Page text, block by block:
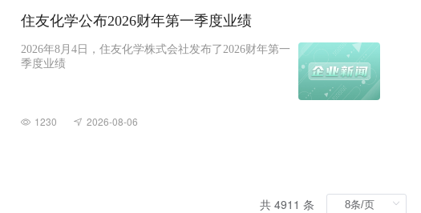
住友化学公布2026财年第一季度业绩
2026年8月4日，住友化学株式会社发布了2026财年第一
季度业绩
1230 2026-08-06
共 4911 条